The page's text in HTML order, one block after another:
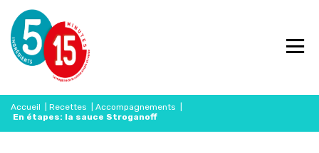
Accueil Recettes Accompagnements
En étapes: la sauce Stroganoff